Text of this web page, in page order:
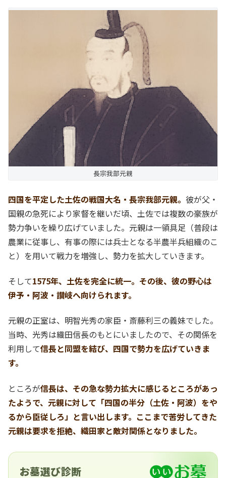
長宗我部元親
四国を平定した土佐の戦国大名・長宗我部元親。 彼が父・
国親の急死により家督を継いだ頃、土佐では複数の豪族が
勢力争いを繰り広げていました。元親は一領具足（普段は
農業に従事し、有事の際には兵士となる半農半兵組織のこ
と）を用いて戦力を増強し、勢力を拡大していきます。
そして1575年、土佐を完全に統一。その後、彼の野心は
伊予・阿波・讃岐へ向けられます。
元親の正室は、明智光秀の家臣・斎藤利三の義妹でした。
当時、光秀は織田信長のもとにいましたので、その関係を
利用して信長と同盟を結び、四国で勢力を広げていきま
す。
ところが信長は、その急な勢力拡大に感じるところがあっ
たようで、元親に対して「四国の半分（土佐・阿波）をや
るから臣従しろ」と言い出します。ここまで苦労してきた
元親は要求を拒絶、織田家と敵対関係となりました。
お墓選び診断